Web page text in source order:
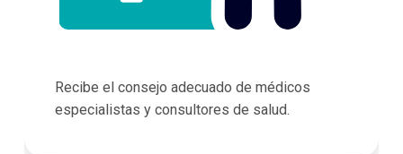
Recibe el consejo adecuado de médicos
especialistas y consultores de salud.